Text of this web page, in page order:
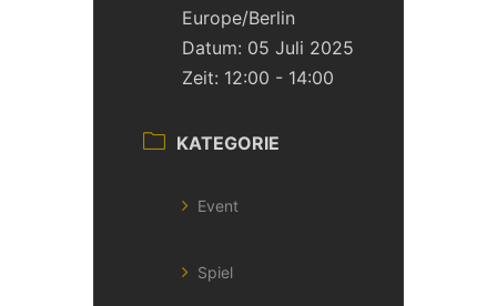
Europe/Berlin
Datum: 05 Juli 2025
Zeit: 12:00 - 14:00
KATEGORIE
Event
Spiel